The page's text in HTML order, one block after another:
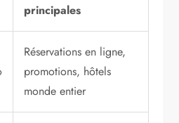
principales
Réservations en ligne,
promotions, hôtels
monde entier